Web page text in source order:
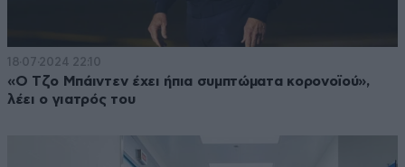
18·07·2024 22:10
«Ο Τζο Μπάιντεν έχει ήπια συμπτώματα κορονοϊού»,
λέει ο γιατρός του